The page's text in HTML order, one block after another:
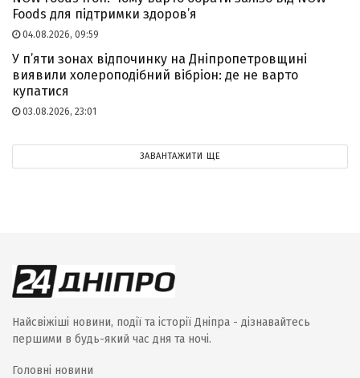
Foods для підтримки здоров’я
04.08.2026, 09:59
У п’яти зонах відпочинку на Дніпропетровщині
виявили холероподібний вібріон: де не варто
купатися
03.08.2026, 23:01
ЗАВАНТАЖИТИ ЩЕ
Найсвіжіші новини, події та історії Дніпра - дізнавайтесь
першими в будь-який час дня та ночі.
Головні новини